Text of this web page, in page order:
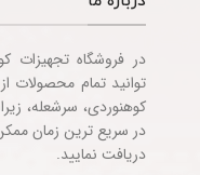
در فروشگاه تجهیزات
توانید تمام محصولات
کوهنوردی، سرشعله،
در سریع ترین زمان
دریافت نمایید.